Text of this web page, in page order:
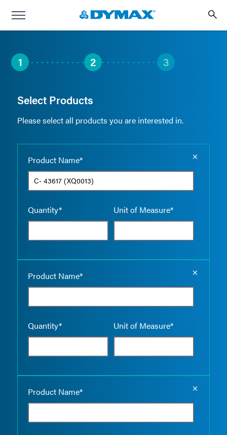
1 2 3
Select Products
Please select all products you are interested in.
Product Name*
Quantity* Unit of Measure*
Product Name*
Quantity* Unit of Measure*
Product Name*